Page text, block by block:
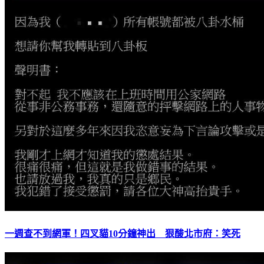
一週查不到網軍！四叉貓10分鐘神出 狠酸北市府：笑死